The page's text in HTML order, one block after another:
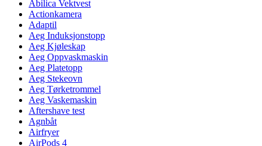
Abilica Vektvest
Actionkamera
Adaptil
Aeg Induksjonstopp
Aeg Kjøleskap
Aeg Oppvaskmaskin
Aeg Platetopp
Aeg Stekeovn
Aeg Tørketrommel
Aeg Vaskemaskin
Aftershave test
Agnbåt
Airfryer
AirPods 4